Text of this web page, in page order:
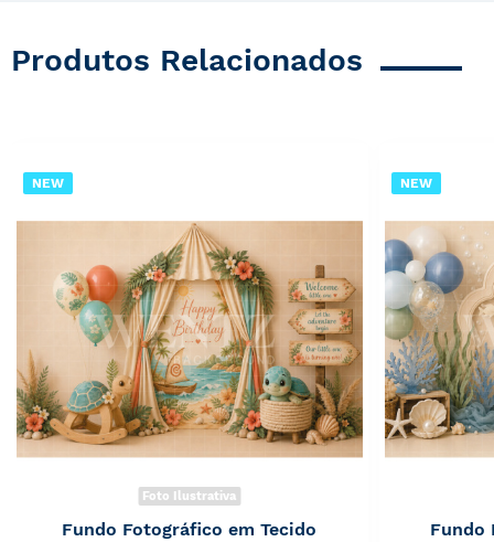
Produtos Relacionados
NEW
Foto Ilustrativa
Fundo Fotográfico em Tecido
NEW
Fundo